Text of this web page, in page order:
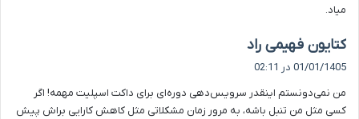
میاد.
کتایون فهیمی راد
:
01/01/1405 در 02:11
من نمی‌دونستم اینقدر سرویس‌دهی دوره‌ای برای داکت اسپلیت مهمه! اگر
کسی مثل من تنبل باشه، به مرور زمان مشکلاتی مثل کاهش کارایی براش پیش